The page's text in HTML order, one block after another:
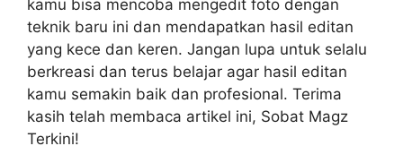
kamu bisa mencoba mengedit foto dengan
teknik baru ini dan mendapatkan hasil editan
yang kece dan keren. Jangan lupa untuk selalu
berkreasi dan terus belajar agar hasil editan
kamu semakin baik dan profesional. Terima
kasih telah membaca artikel ini, Sobat Magz
Terkini!